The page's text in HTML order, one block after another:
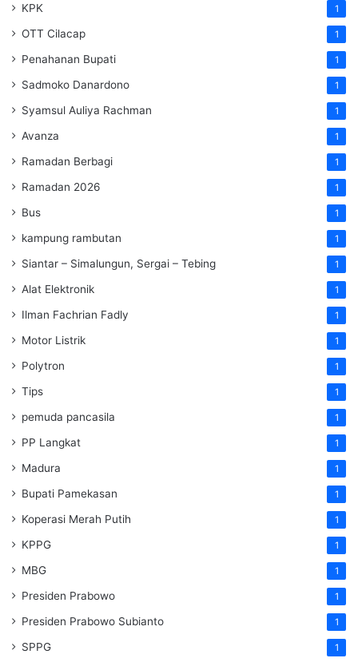
KPK 1
OTT Cilacap 1
Penahanan Bupati 1
Sadmoko Danardono 1
Syamsul Auliya Rachman 1
Avanza 1
Ramadan Berbagi 1
Ramadan 2026 1
Bus 1
kampung rambutan 1
Siantar – Simalungun, Sergai – Tebing 1
Alat Elektronik 1
Ilman Fachrian Fadly 1
Motor Listrik 1
Polytron 1
Tips 1
pemuda pancasila 1
PP Langkat 1
Madura 1
Bupati Pamekasan 1
Koperasi Merah Putih 1
KPPG 1
MBG 1
Presiden Prabowo 1
Presiden Prabowo Subianto 1
SPPG 1